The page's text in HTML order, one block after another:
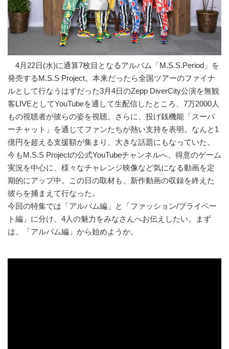
4月22日(水)に通算7枚目となるアルバム「M.S.S.Period」を
発売するM.S.S Project。本来だったら全国ツアーのファイナ
ルとして行なうはずだった3月4日のZepp DiverCity公演を無観
客LIVEとしてYouTubeを通して生配信したところ、7万2000人
もの視聴者が彼らの姿を視聴。さらに、投げ銭機能「スーパ
ーチャット」を通じてファンたちが熱い支持を表明。なんと1
億円を超える支援額が集まり、大きな話題にもなっていた。
今もM.S.S Projectの公式YouTubeチャンネルへ、得意のゲーム
実況を中心に、様々なチャレンジ映像など気になる動画を定
期的にアップ中。この日の取材も、新作動画の収録を終えた
彼らを捕まえて行なった。
今回の特集では「アルバム編」と「ファッション/プライベー
ト編」に分け、4人の魅力をみなさんへお伝えしたい。まず
は、「アルバム編」から始めようか。